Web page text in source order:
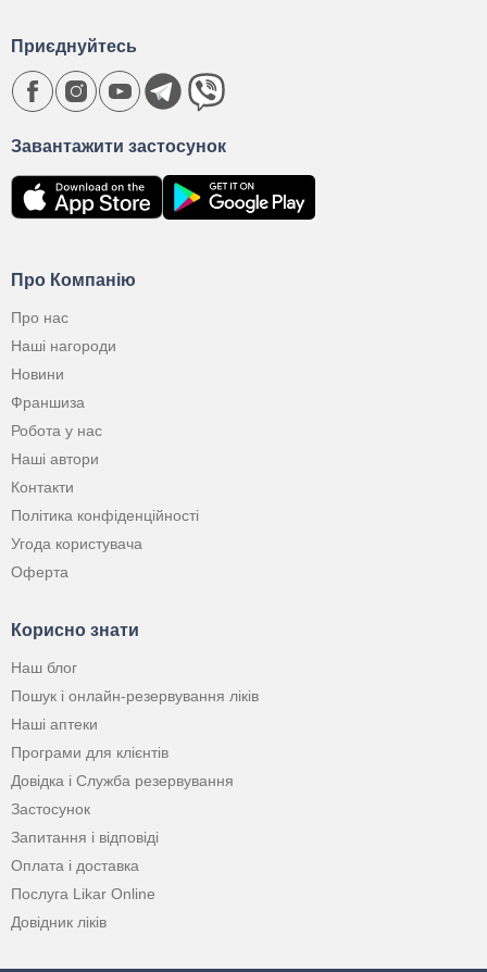
Про Компанію
Про нас
Наші нагороди
Новини
Франшиза
Робота у нас
Наші автори
Контакти
Політика конфіденційності
Угода користувача
Оферта
Корисно знати
Наш блог
Пошук і онлайн-резервування ліків
Наші аптеки
Програми для клієнтів
Довідка і Служба резервування
Застосунок
Запитання і відповіді
Оплата і доставка
Послуга Likar Online
Довідник ліків
Завантажити застосунок
Приєднуйтесь